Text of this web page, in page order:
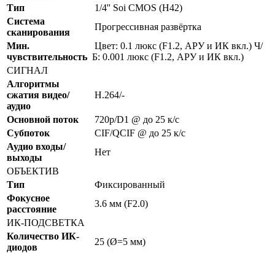
Тип
1/4'' Soi CMOS (H42)
Система
сканирования
Прогрессивная развёртка
Мин.
чувствительность
Цвет: 0.1 люкс (F1.2, АРУ и ИК вкл.) Ч/
Б: 0.001 люкс (F1.2, АРУ и ИК вкл.)
СИГНАЛ
Алгоритмы
сжатия видео/
аудио
H.264/-
Основной поток
720p/D1 @ до 25 к/с
Субпоток
CIF/QCIF @ до 25 к/с
Аудио входы/
выходы
Нет
ОБЪЕКТИВ
Тип
Фиксированный
Фокусное
расстояние
3.6 мм (F2.0)
ИК-ПОДСВЕТКА
Количество ИК-
диодов
25 (Ø=5 мм)